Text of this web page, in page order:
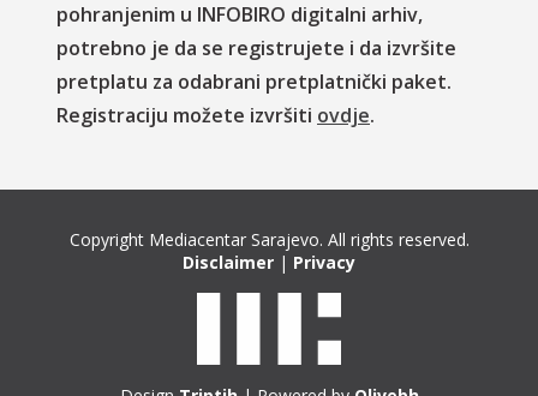
pohranjenim u INFOBIRO digitalni arhiv,
potrebno je da se registrujete i da izvršite
pretplatu za odabrani pretplatnički paket.
Registraciju možete izvršiti ovdje.
Copyright Mediacentar Sarajevo. All rights reserved.
Disclaimer | Privacy